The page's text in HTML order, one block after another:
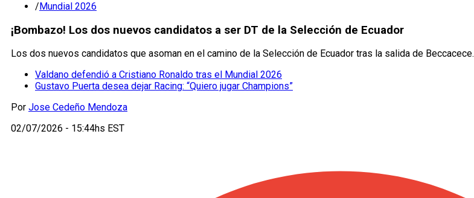
/Mundial 2026
¡Bombazo! Los dos nuevos candidatos a ser DT de la Selección de Ecuador
Los dos nuevos candidatos que asoman en el camino de la Selección de Ecuador tras la salida de Beccacece.
Valdano defendió a Cristiano Ronaldo tras el Mundial 2026
Gustavo Puerta desea dejar Racing: “Quiero jugar Champions”
Por Jose Cedeño Mendoza
02/07/2026 - 15:44hs EST